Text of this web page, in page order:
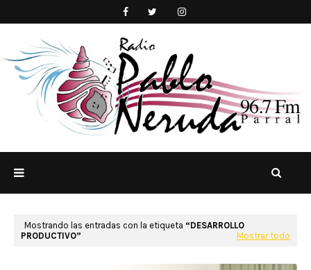
Mostrando las entradas con la etiqueta
DESARROLLO
PRODUCTIVO
Mostrar todo